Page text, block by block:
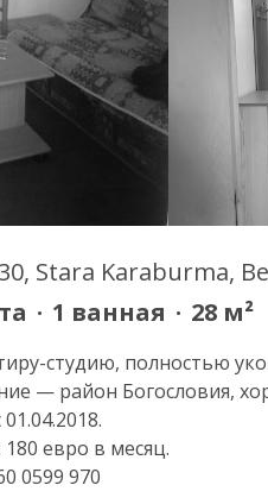
Stara Karaburma,
· 1 ванная · 28 м²
студию, полностью
— район Богословия,
евро в месяц.
0599 970